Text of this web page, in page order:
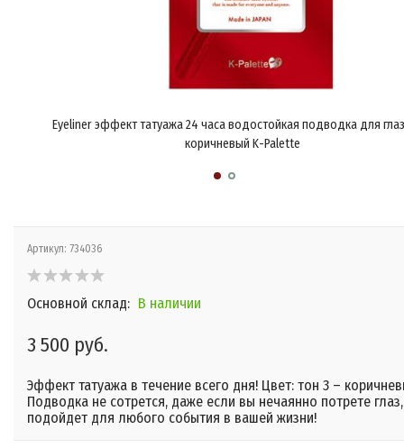
Eyeliner эффект татуажа 24 часа водостойкая подводка для
коричневый K-Palette
Артикул: 734036
Основной склад: В наличии
3 500 руб.
​Эффект татуажа в течение всего дня! Цвет: тон 3 –
Подводка не сотрется, даже если вы нечаянно потрете глаз,
подойдет для любого события в вашей жизни!